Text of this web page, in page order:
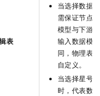
表
当选择数据
需保证节点
模型与下游
输入数据模
同，物理表
自定义。
当选择星号
时，代表数